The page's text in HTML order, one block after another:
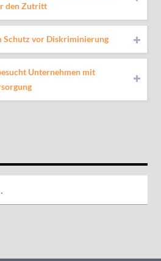
den Zutritt
Schutz vor Diskriminierung
Unternehmen mit